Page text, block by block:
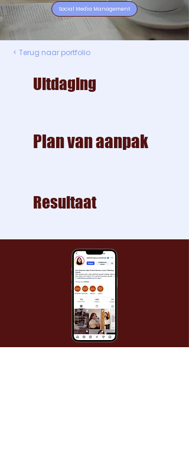
Social Media Management
< Terug naar portfolio
Uitdaging
Plan van aanpak
Resultaat